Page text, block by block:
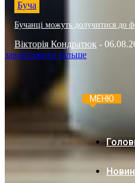
Буча
Бучанці можуть долучитися до
Вікторія Кондратюк -
завантажити більше
МЕНЮ